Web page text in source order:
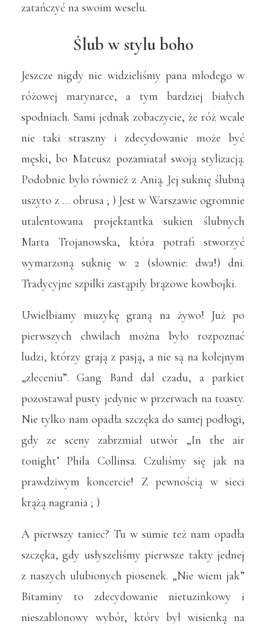
zatańczyć na swoim weselu.
Ślub w stylu boho
Jeszcze nigdy nie widzieliśmy pana młodego w
różowej marynarce, a tym bardziej białych
spodniach. Sami jednak zobaczycie, że róż wcale
nie taki straszny i zdecydowanie może być
męski, bo Mateusz pozamiatał swoją stylizacją.
Podobnie było również z Anią. Jej suknię ślubną
uszyto z … obrusa ; ) Jest w Warszawie ogromnie
utalentowana projektantka sukien ślubnych
Marta Trojanowska, która potrafi stworzyć
wymarzoną suknię w 2 (słownie: dwa!) dni.
Tradycyjne szpilki zastąpiły brązowe kowbojki.
Uwielbiamy muzykę graną na żywo! Już po
pierwszych chwilach można było rozpoznać
ludzi, którzy grają z pasją, a nie są na kolejnym
„zleceniu”. Gang Band dał czadu, a parkiet
pozostawał pusty jedynie w przerwach na toasty.
Nie tylko nam opadła szczęka do samej podłogi,
gdy ze sceny zabrzmiał utwór „In the air
tonight’ Phila Collinsa. Czuliśmy się jak na
prawdziwym koncercie! Z pewnością w sieci
krążą nagrania ; )
A pierwszy taniec? Tu w sumie też nam opadła
szczęka, gdy usłyszeliśmy pierwsze takty jednej
z naszych ulubionych piosenek. „Nie wiem jak”
Bitaminy to zdecydowanie nietuzinkowy i
nieszablonowy wybór, który był wisienką na